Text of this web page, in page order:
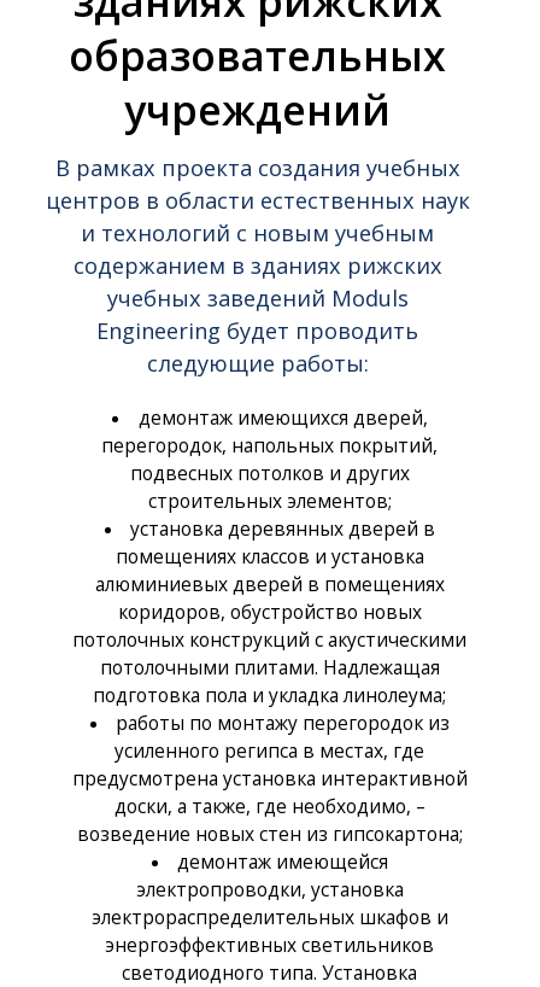
КОЛЛЕГУ ОТО
СТУРИСА (OTO
STŪRIS)!
И С НОВЫМ
ГОДОМ!
ИСТИННЫМ
В AS MN HOLDING
образовательных
учреждений
В рамках проекта создания учебных
центров в области естественных наук
и технологий с новым учебным
содержанием в зданиях рижских
учебных заведений Moduls
Engineering будет проводить
следующие работы:
демонтаж имеющихся дверей,
перегородок, напольных покрытий,
подвесных потолков и других
строительных элементов;
установка деревянных дверей в
помещениях классов и установка
алюминиевых дверей в помещениях
коридоров, обустройство новых
потолочных конструкций с акустическими
потолочными плитами. Надлежащая
подготовка пола и укладка линолеума;
работы по монтажу перегородок из
усиленного регипса в местах, где
предусмотрена установка интерактивной
доски, а также, где необходимо, –
возведение новых стен из гипсокартона;
демонтаж имеющейся
электропроводки, установка
электрораспределительных шкафов и
энергоэффективных светильников
светодиодного типа. Установка